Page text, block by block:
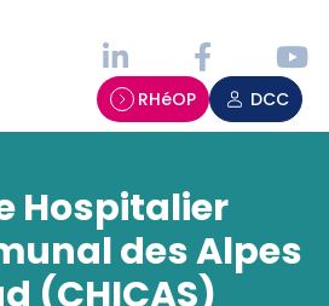
RHéOP DCC
Hospitalier
des Alpes
(CHICAS)
cookies